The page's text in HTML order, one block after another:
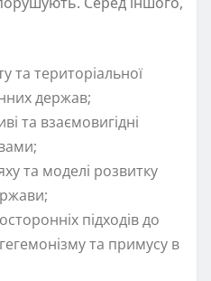
та територіальної
держав;
та взаємовигідні
та моделі розвитку
підходів до
та примусу в